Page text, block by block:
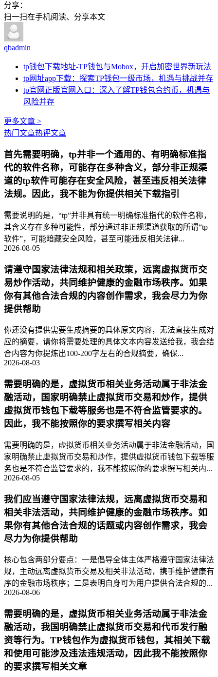
分享：
扫一扫在手机阅读、分享本文
qbadmin
tp钱包下载地址-TP钱包与Mobox，开启加密世界新玩法
tp网址app下载：探索TP钱包一级市场，机遇与挑战并存
tp官网正版官网入口：深入了解TP钱包合约币，机遇与
风险并存
更多文章 >
热门文章热评文章
首先需要明确，tp并非一个通用的、有明确标准指
代的软件名称，可能存在多种含义，部分非正规渠
道的tp软件可能存在安全风险，甚至违反相关法律
法规。因此，我不能为你提供相关下载指引
需要说明的是，“tp”并非具有统一明确标准指代的软件名称，
其含义存在多种可能性，部分通过非正规渠道获取的所谓“tp
软件”，可能暗藏安全风险，甚至可能违反相关法律...
2026-08-05
请遵守国家法律法规和相关政策，远离虚拟货币交
易炒作活动，共同维护健康的金融市场秩序。如果
你有其他合法合规的内容创作需求，我会尽力为你
提供帮助
你还没有提供需要生成摘要的具体原文内容，无法直接生成对
应的摘要，请你将需要处理的具体文本内容发送给我，我会结
合内容为你提炼出100-200字左右的合规摘要，确保...
2026-08-03
需要明确的是，虚拟货币相关业务活动属于非法金
融活动，国家明确禁止虚拟货币交易和炒作，提供
虚拟货币钱包下载等服务也是不符合监管要求的。
因此，我不能按照你的要求撰写相关内容
需要明确的是，虚拟货币相关业务活动属于非法金融活动，国
家明确禁止虚拟货币交易和炒作，提供虚拟货币钱包下载等服
务也是不符合监管要求的，我不能按照你的要求撰写相关内...
2026-08-05
我们应当遵守国家法律法规，远离虚拟货币交易和
相关非法活动，共同维护健康的金融市场秩序。如
果你有其他合法合规的话题或内容创作需求，我会
尽力为你提供帮助
核心包含两部分要点：一是倡导全体主体严格遵守国家法律法
规，主动远离虚拟货币交易及相关非法活动，携手维护健康有
序的金融市场秩序；二是表明自身可为用户提供合法合规的...
2026-08-06
需要明确的是，虚拟货币相关业务活动属于非法金
融活动，我国明确禁止虚拟货币交易和代币发行融
资等行为。TP钱包作为虚拟货币钱包，其相关下载
和使用可能涉及违法违规活动，因此我不能按照你
的要求撰写相关文章